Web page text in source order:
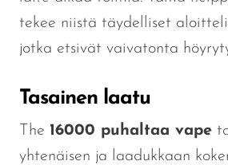
tekee niistä täydelliset
jotka etsivät vaivatonta
Tasainen laatu
The 16000 puhaltaa vape
yhtenäisen ja laadukkaan